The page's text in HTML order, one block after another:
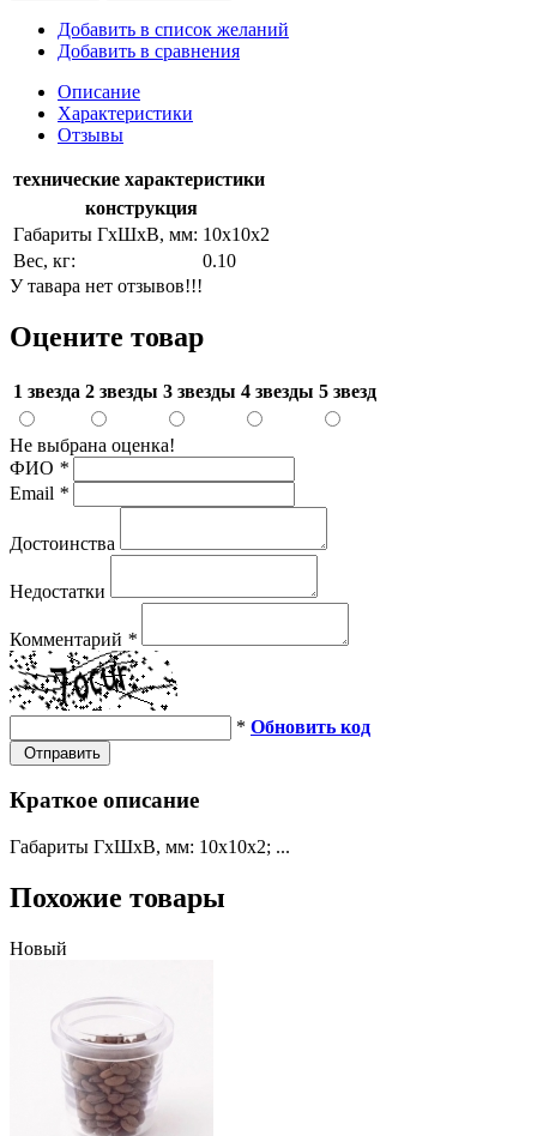
Добавить в список желаний
Добавить в сравнения
Описание
Характеристики
Отзывы
технические характеристики
конструкция
Габариты ГхШхВ, мм: 10х10х2
Вес, кг:
0.10
У тавара нет отзывов!!!
Оцените товар
1 звезда 2 звезды 3 звезды 4 звезды 5 звезд
Не выбрана оценка!
ФИО *
Email *
Достоинства
Недостатки
Комментарий *
* Обновить код
Отправить
Краткое описание
Габариты ГхШхВ, мм: 10х10х2; ...
Похожие товары
Новый